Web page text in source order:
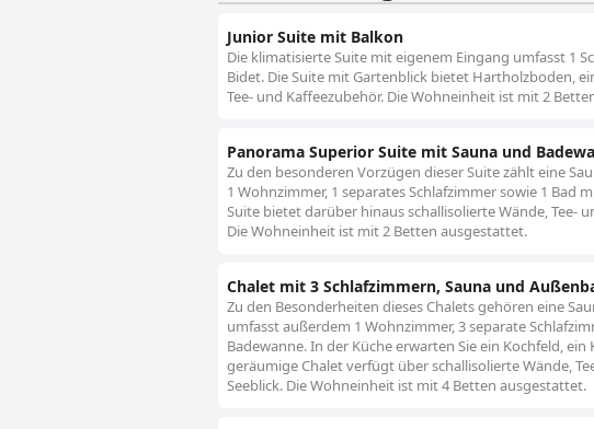
Junior Suite mit Balkon
Die klimatisierte Suite mit eigenem Eingang umfasst 1
Bidet. Die Suite mit Gartenblick bietet Hartholzboden,
Tee- und Kaffeezubehör. Die Wohneinheit ist mit 2
Panorama Superior Suite mit Sauna und
Zu den besonderen Vorzügen dieser Suite zählt eine
1 Wohnzimmer, 1 separates Schlafzimmer sowie 1 Bad
Suite bietet darüber hinaus schallisolierte Wände, Tee-
Die Wohneinheit ist mit 2 Betten ausgestattet.
Chalet mit 3 Schlafzimmern, Sauna und
Zu den Besonderheiten dieses Chalets gehören eine
umfasst außerdem 1 Wohnzimmer, 3 separate
Badewanne. In der Küche erwarten Sie ein Kochfeld,
geräumige Chalet verfügt über schallisolierte Wände,
Seeblick. Die Wohneinheit ist mit 4 Betten ausgestattet.